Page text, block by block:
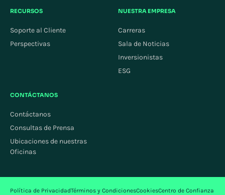
RECURSOS
Soporte al Cliente
Perspectivas
NUESTRA EMPRESA
Carreras
Sala de Noticias
Inversionistas
ESG
CONTÁCTANOS
Contáctanos
Consultas de Prensa
Ubicaciones de nuestras
Oficinas
Política de PrivacidadTérminos y CondicionesCookiesCentro de Confianza